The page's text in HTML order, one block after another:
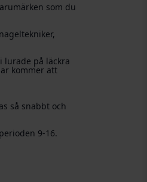
som du
lurade på läckra
kommer att
så snabbt och
9-16.